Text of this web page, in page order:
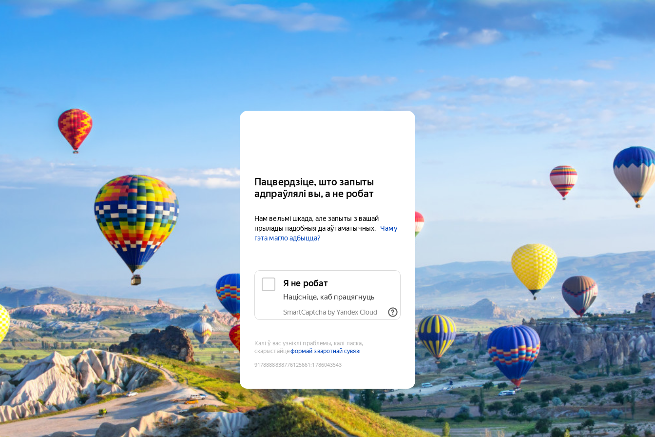
Пацвердзіце, што запыты
адпраўлялі вы, а не робат
Нам вельмі шкада, але запыты з вашай
прылады падобныя да аўтаматычных.
Чаму
гэта магло адбыцца?
Я не робат
Націсніце, каб працягнуць
SmartCaptcha by Yandex Cloud
Калі ў вас узніклі праблемы, калі ласка,
скарыстайцеформай зваротнай сувязі
9178888838776125661 :1786043543